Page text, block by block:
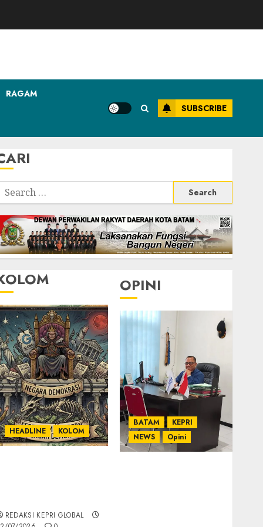
RAGAM
SUBSCRIBE
Search
HEADLINE KOLOM
REDAKSI KEPRI GLOBAL
OPINI
BATAM
KEPRI
NEWS
Opini